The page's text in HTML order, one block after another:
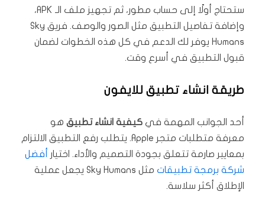
ستحتاج أولًا إلى حساب مطور، ثم تجهيز ملف الـ APK،
وإضافة تفاصيل التطبيق مثل الصور والوصف. فريق Sky
Humans يوفر لك الدعم في كل هذه الخطوات لضمان
قبول التطبيق في أسرع وقت.
طريقة انشاء تطبيق للايفون
أحد الجوانب المهمة في كيفية انشاء تطبيق هو
معرفة متطلبات متجر Apple. يتطلب رفع التطبيق الالتزام
بمعايير صارمة تتعلق بجودة التصميم والأداء. اختيار
أفضل
شركة برمجة تطبيقات
مثل Sky Humans يجعل عملية
الإطلاق أكثر سلاسة.